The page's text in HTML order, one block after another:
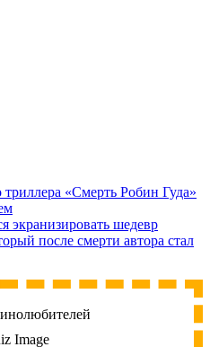
«Смерть Робин Гуда»
экранизировать шедевр
после смерти автора стал